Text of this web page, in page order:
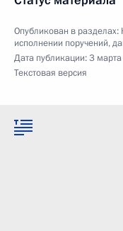
Опубликован в разделах:
исполнении поручений,
Дата публикации:3
Текстовая версия